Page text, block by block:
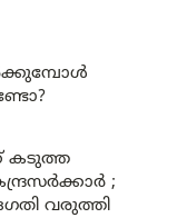
കടുത്ത
;
വരുത്തി